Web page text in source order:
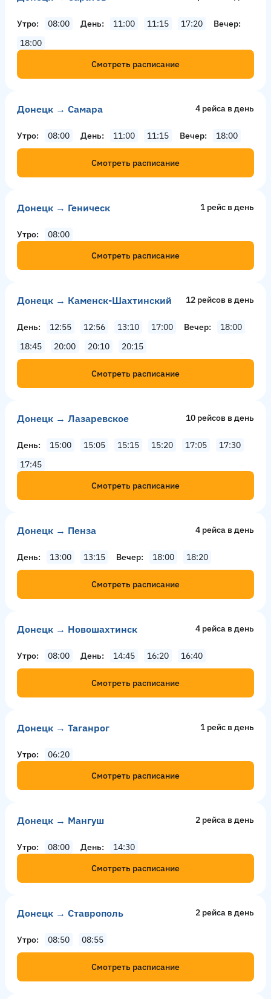
Утро 08:00 День 11:00 11:15 17:20
Вечер
18:00
Смотреть расписание
Донецк → Самара 4 рейсa в день
Утро 08:00 День 11:00 11:15 Вечер 18:00
Смотреть расписание
Донецк → Геническ 1 рейс в день
Утро
08:00
Смотреть расписание
Донецк → Каменск-Шахтинский 12 рейсов в день
День 12:55 12:56 13:10 17:00 Вечер
18:00
18:45
20:00 20:10 20:15
Смотреть расписание
Донецк → Лазаревское 10 рейсов в день
День 15:00 15:05 15:15 15:20 17:05
17:30
17:45
Смотреть расписание
Донецк → Пенза 4 рейсa в день
День 13:00 13:15 Вечер 18:00 18:20
Смотреть расписание
Донецк → Новошахтинск 4 рейсa в день
Утро 08:00 День 14:45 16:20 16:40
Смотреть расписание
Донецк → Таганрог 1 рейс в день
Утро
06:20
Смотреть расписание
Донецк → Мангуш 2 рейсa в день
Утро 08:00 День
14:30
Смотреть расписание
Донецк → Ставрополь 2 рейсa в день
Утро 08:50 08:55
Смотреть расписание